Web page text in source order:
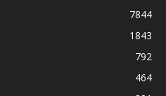
7844
1843
792
464